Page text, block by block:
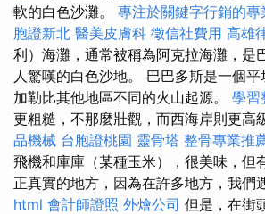
軟的白色沙灘。 專注於關鍵字行銷的專
胞證新北 醫美皮膚科 徵信社費用 高雄
利）海灘，通常被稱為阿克拉海灘，是
人驚嘆的白色沙地。 巴巴多斯是一個
加勒比其他地區不同的火山起源。 學習
更粗糙，不那麼壯觀，而西海岸則更高
品機械 台胞證桃園 靈骨塔 整骨專業推
飛機和庫庫（某種玉米），很美味，但
正真實的地方，因為在許多地方，我們
html 會計師證照 外燴公司 但是，在街